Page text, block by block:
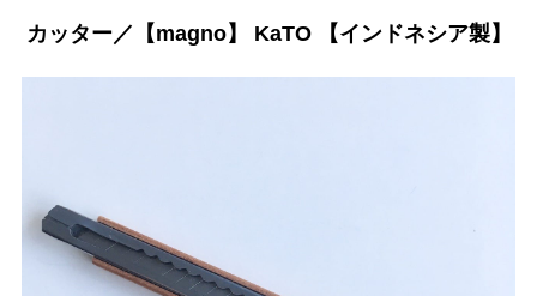
カッター／【magno】 KaTO 【インドネシア製】